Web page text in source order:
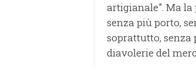
artigianale". Ma la
senza più porto,
soprattutto, senza
diavolerie del